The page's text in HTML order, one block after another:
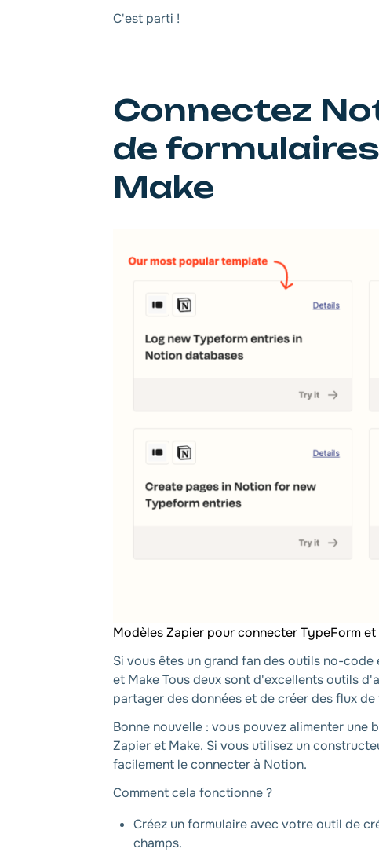
C'est parti !
Connectez
de
Make
Modèles Zapier pour connecter TypeForm
Si vous êtes un grand fan des outils no-
et Make Tous deux sont d'excellents outils
partager des données et de créer des flux
Bonne nouvelle : vous pouvez alimenter
Zapier et Make. Si vous utilisez un
facilement le connecter à Notion.
Comment cela fonctionne ?
Créez un formulaire avec votre outil de
champs.